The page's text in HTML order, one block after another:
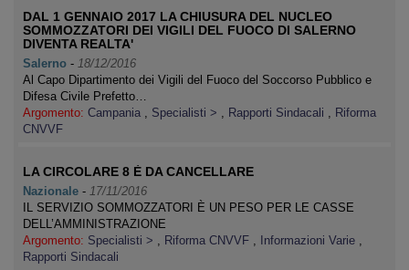
DAL 1 GENNAIO 2017 LA CHIUSURA DEL NUCLEO
SOMMOZZATORI DEI VIGILI DEL FUOCO DI SALERNO
DIVENTA REALTA'
Salerno - 18/12/2016
Al Capo Dipartimento dei Vigili del Fuoco del Soccorso Pubblico e
Difesa Civile Prefetto…
Argomento: Campania , Specialisti > , Rapporti Sindacali , Riforma
CNVVF
LA CIRCOLARE 8 È DA CANCELLARE
Nazionale - 17/11/2016
IL SERVIZIO SOMMOZZATORI È UN PESO PER LE CASSE
DELL’AMMINISTRAZIONE
Argomento: Specialisti > , Riforma CNVVF , Informazioni Varie ,
Rapporti Sindacali